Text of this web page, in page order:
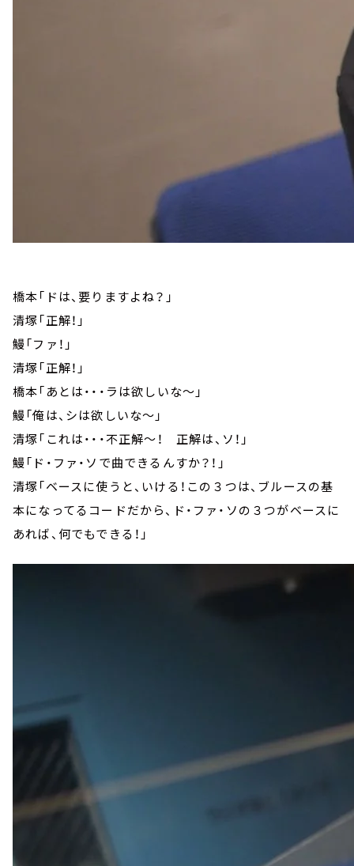
橋本「ドは、要りますよね？」
清塚「正解！」
鰻「ファ！」
清塚「正解！」
橋本「あとは・・・ラは欲しいな～」
鰻「俺は、シは欲しいな～」
清塚「これは・・・不正解～！ 正解は、ソ！」
鰻「ド・ファ・ソで曲できるんすか？！」
清塚「ベースに使うと、いける！この３つは、ブルースの基
本になってるコードだから、ド・ファ・ソの３つがベースに
あれば、何でもできる！」